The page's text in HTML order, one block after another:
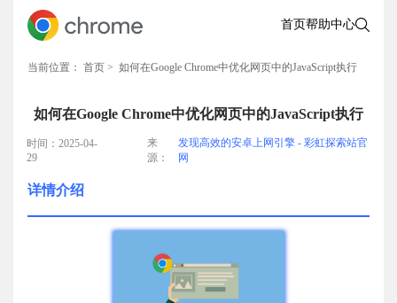
首页帮助中心
当前位置： 首页 > 如何在Google Chrome中优化网页中的JavaScript执行
如何在Google Chrome中优化网页中的JavaScript执行
时间：2025-04-
29
来
源：
发现高效的安卓上网引擎 - 彩虹探索站官
网
详情介绍